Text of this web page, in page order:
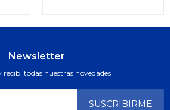
Newsletter
recibí todas nuestras novedades!
SUSCRIBIRME